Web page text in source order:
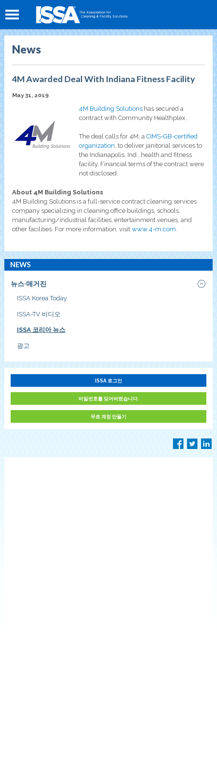
News
4M Awarded Deal With Indiana Fitness Facility
May 31, 2019
4M Building Solutionshas secured a
contract with Community Healthplex.
The deal calls for 4M, a CIMS-GB-certified
organization, to deliver janitorial services to
the Indianapolis, Ind., health and fitness
facility. Financial terms of the contract were
not disclosed.
About 4M Building Solutions
4M Building Solutions is a full-service contract cleaning services
company specializing in cleaning office buildings, schools,
manufacturing/industrial facilities, entertainment venues, and
other facilities. For more information, visit www.4-m.com
NEWS
뉴스·매거진
ISSA Korea Today
ISSA-TV 비디오
ISSA 코리아 뉴스
광고
ISSA 로그인
비밀번호를 잊어버렸습니다.
무료 계정 만들기